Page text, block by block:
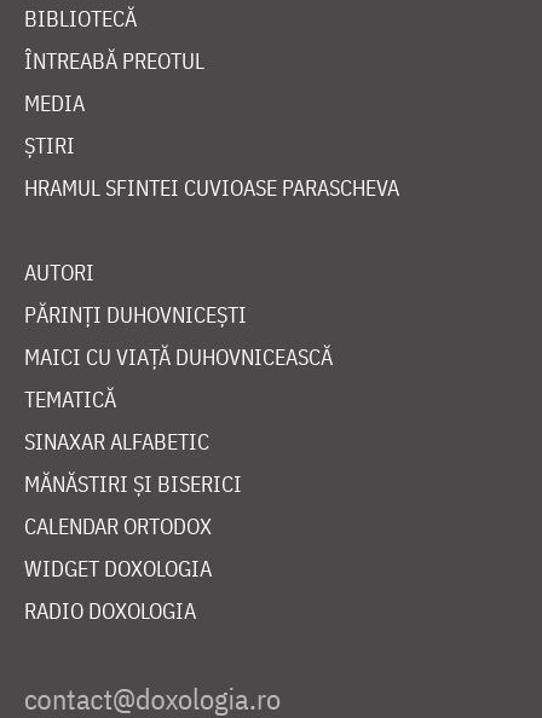
BIBLIOTECĂ
ÎNTREABĂ PREOTUL
MEDIA
ȘTIRI
HRAMUL SFINTEI CUVIOASE PARASCHEVA
AUTORI
PĂRINȚI DUHOVNICEȘTI
MAICI CU VIAȚĂ DUHOVNICEASCĂ
TEMATICĂ
SINAXAR ALFABETIC
MĂNĂSTIRI ȘI BISERICI
CALENDAR ORTODOX
WIDGET DOXOLOGIA
RADIO DOXOLOGIA